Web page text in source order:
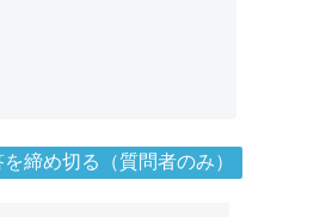
締め切る（質問者のみ）